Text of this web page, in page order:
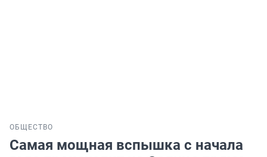
ОБЩЕСТВО
Самая мощная вспышка с начала